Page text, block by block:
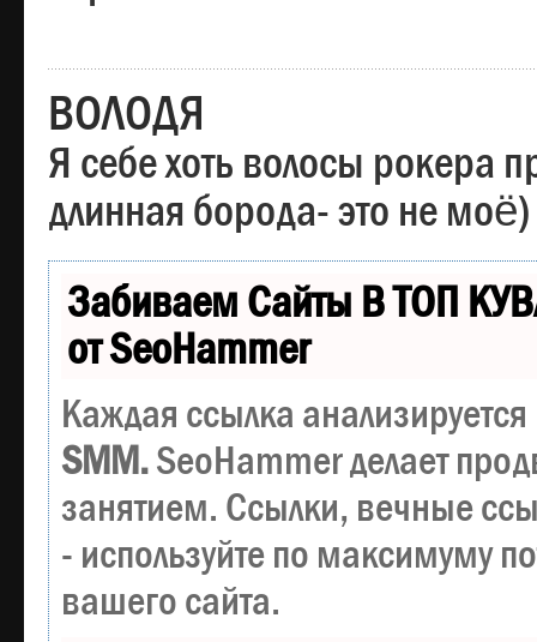
ВОЛОДЯ
Я себе хоть волосы рокера
длинная борода- это не моё)
Забиваем Сайты В ТОП
от SeoHammer
Каждая ссылка
SMM.SeoHammer делает
занятием. Ссылки, вечные
- используйте по максимуму
вашего сайта.